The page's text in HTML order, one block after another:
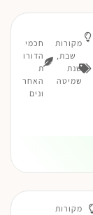
מקורות
שבת,
שנת
שמיטה
חכמי
הדורו
ת
האחר
ונים
מקורות